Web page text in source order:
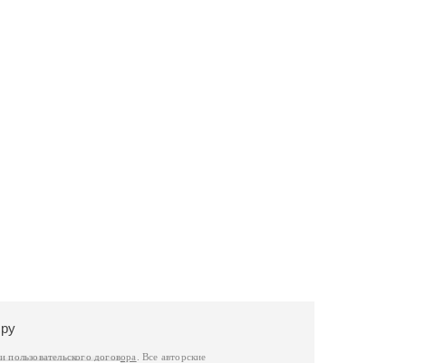
пользовательского договора . Все авторские